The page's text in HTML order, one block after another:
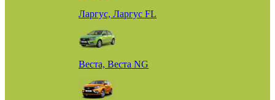
Ларгус, Ларгус FL
Веста, Веста NG